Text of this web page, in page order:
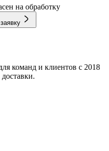
на обработку
команд и клиентов с 2018